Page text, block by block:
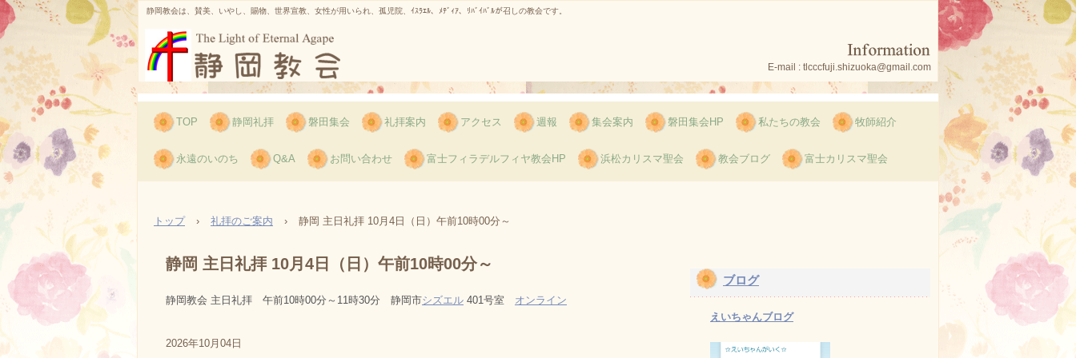
静岡教会は、賛美、いやし、賜物、世界宣教、女性が用いられ、孤児院、ｲｽﾗｴﾙ、ﾒﾃﾞｨｱ、ﾘﾊﾞｲﾊﾞﾙが召しの教会です。
E-mail : tlcccfuji.shizuoka@gmail.com
TOP 静岡礼拝 磐田集会 礼拝案内 アクセス 週報 集会案内 磐田集会HP 私たちの教会 牧師紹介
永遠のいのち Q&A お問い合わせ 富士フィラデルフィヤ教会HP 浜松カリスマ聖会 教会ブログ 富士カリスマ聖会
トップ › 礼拝のご案内 › 静岡 主日礼拝 10月4日（日）午前10時00分～
静岡 主日礼拝 10月4日（日）午前10時00分～
静岡教会 主日礼拝 午前10時00分～11時30分 静岡市シズエル 401号室 オンライン
2026年10月04日
ブログ
えいちゃんブログ